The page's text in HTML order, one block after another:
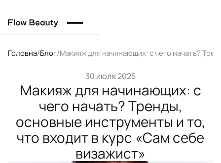
Головна/Блог/Макияж для начинающих: с чего начать?
30 июля 2025
Макияж для начинающих: с
чего начать? Тренды,
основные инструменты и то,
что входит в курс «Сам себе
визажист»